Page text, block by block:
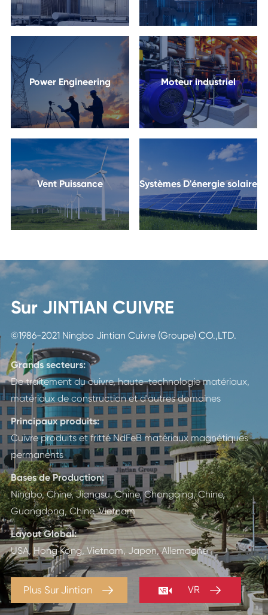
Power Engineering Moteur industriel
Vent Puissance Systèmes D'énergie solaire
Sur JINTIAN CUIVRE
©1986-2021 Ningbo Jintian Cuivre (Groupe) CO.,LTD.
Grands secteurs:
De traitement du cuivre, haute-technologie matériaux,
matériaux de construction et d'autres domaines
Principaux produits:
Cuivre produits et fritté NdFeB matériaux magnétiques
permanents
Bases de Production:
Ningbo, Chine, Jiangsu, Chine, Chongqing, Chine,
Guangdong, Chine, Vietnam
Layout Global:
USA, Hong Kong, Vietnam, Japon, Allemagne
Plus Sur Jintian   VR 